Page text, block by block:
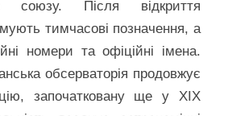
союзу. Після відкриття
тимчасові позначення, а
номери та офіційні імена.
обсерваторія продовжує
започатковану ще у XIX